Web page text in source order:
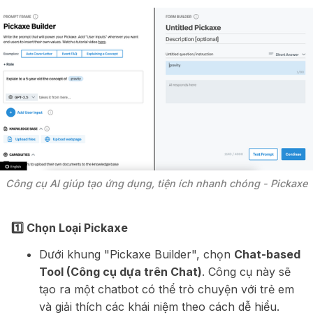
Công cụ AI giúp tạo ứng dụng, tiện ích nhanh chóng - Pickaxe
1️⃣ Chọn Loại Pickaxe
Dưới khung "Pickaxe Builder", chọn Chat-based
Tool (Công cụ dựa trên Chat). Công cụ này sẽ
tạo ra một chatbot có thể trò chuyện với trẻ em
và giải thích các khái niệm theo cách dễ hiểu.